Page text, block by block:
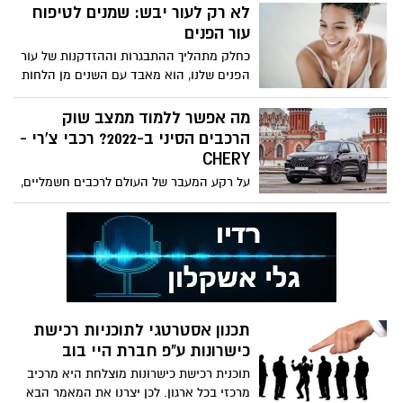
עבורכם?
לא רק לעור יבש: שמנים לטיפוח
עור הפנים
כחלק מתהליך ההתבגרות וההזדקנות של עור
הפנים שלנו, הוא מאבד עם השנים מן הלחות
והגמישות הטבעית, מפחית בצורה ניכרת את
ייצור הקולגן והאלסטין, מה שמביא להיווצרות
של שקעים ולהופעה של קמטוטים וקמטים
המעניקים לפנים מראה מבוגר ונפול.
מה אפשר ללמוד ממצב שוק
הרכבים הסיני ב-2022? רכבי צ'רי -
CHERY
על רקע המעבר של העולם לרכבים חשמליים,
והחזון העתידי לרכבים אוטונומיים, שוק הרכב
העולמי עובר מהפכה בשנים האחרונות. אחרי
שנים ארוכות של שליטה אמריקאית, יפנית
וגרמנית, יצרניות הרכב בין תופסות יותר ויותר
נפח, ולא נדמה שהמגמה הזו עומדת להיבלם.
תכנון אסטרטגי לתוכניות רכישת
כישרונות ע"פ חברת היי בוב
תוכנית רכישת כישרונות מוצלחת היא מרכיב
מרכזי בכל ארגון. לכן יצרנו את המאמר הבא